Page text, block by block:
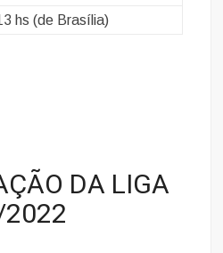
hs (de Brasília)
DA LIGA